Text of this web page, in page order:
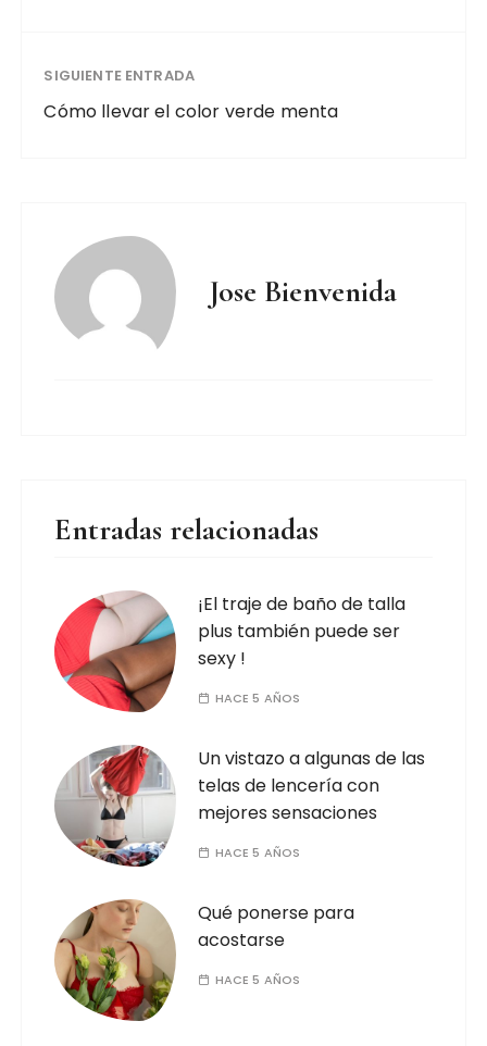
SIGUIENTE ENTRADA
Cómo llevar el color verde menta
Jose Bienvenida
Entradas relacionadas
¡El traje de baño de talla
plus también puede ser
sexy !
HACE 5 AÑOS
Un vistazo a algunas de las
telas de lencería con
mejores sensaciones
HACE 5 AÑOS
Qué ponerse para
acostarse
HACE 5 AÑOS